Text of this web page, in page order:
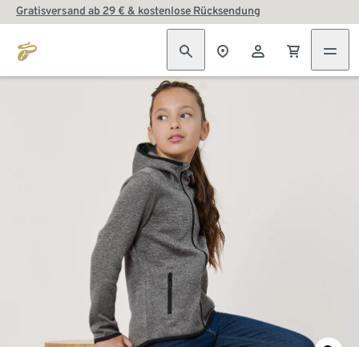
Gratisversand ab 29 € & kostenlose Rücksendung